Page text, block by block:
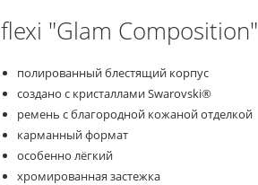
flexi "Glam Composition"
полированный блестящий корпус
создано с кристаллами Swarovski®
ремень с благородной кожаной отделкой
карманный формат
особенно лёгкий
хромированная застежка